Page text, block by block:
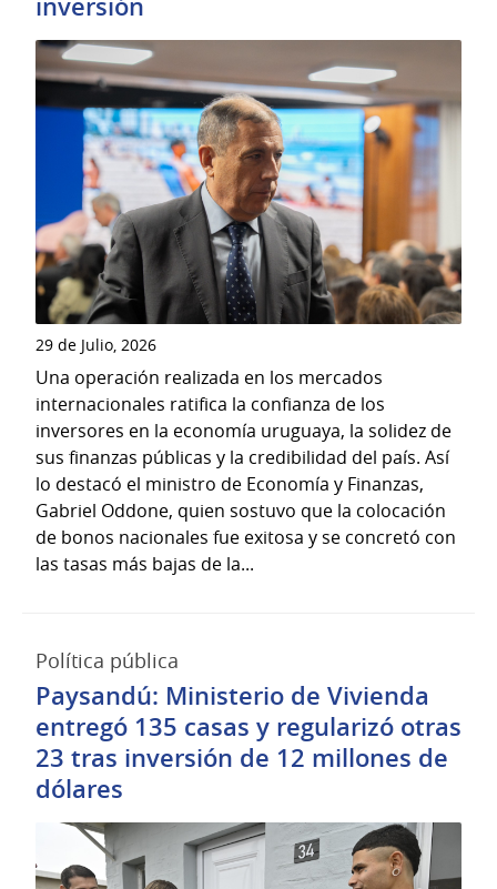
inversión
29 de Julio, 2026
Una operación realizada en los mercados
internacionales ratifica la confianza de los
inversores en la economía uruguaya, la solidez de
sus finanzas públicas y la credibilidad del país. Así
lo destacó el ministro de Economía y Finanzas,
Gabriel Oddone, quien sostuvo que la colocación
de bonos nacionales fue exitosa y se concretó con
las tasas más bajas de la...
Política pública
Paysandú: Ministerio de Vivienda
entregó 135 casas y regularizó otras
23 tras inversión de 12 millones de
dólares